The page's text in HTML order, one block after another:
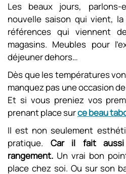
Les beaux jours,
nouvelle saison qui vient,
références qui viennent
magasins. Meubles pour
déjeuner dehors…
Dès que les températures
manquez pas une occasion
Et si vous preniez vos
prenant place surce beau
Il est non seulement
pratique. Car il fait
rangement. Un vrai bon
place chez soi. Ou sur son